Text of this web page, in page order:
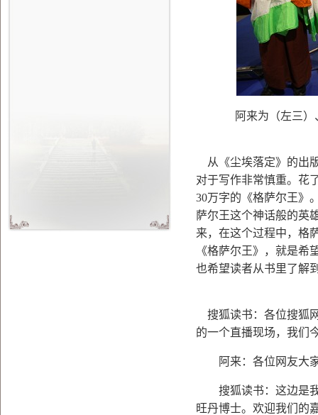
阿来为（左三
从《尘埃落定》的出
对于写作非常慎重。花
30万字的《格萨尔王》
萨尔王这个神话般的英
来，在这个过程中，格
《格萨尔王》，就是
也希望读者从书里了解
搜狐读书：各位搜狐
的一个直播现场，我们
阿来：各位网友大
搜狐读书：这边是我
旺丹博士。欢迎我们的